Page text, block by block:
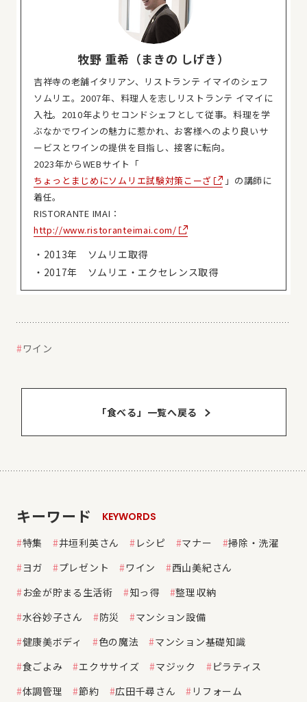
牧野 重希（まきの しげき）
吉祥寺の老舗イタリアン、リストランテ イマイのシェフ
ソムリエ。2007年、料理人を志しリストランテ イマイに
入社。2010年よりセコンドシェフとして従事。料理を学
ぶなかでワインの魅力に惹かれ、お客様へのより良いサ
ービスとワインの提供を目指し、接客に転向。
2023年からWEBサイト「
ちょっとまじめにソムリエ試験対策こーざ
」の講師に
着任。
RISTORANTE IMAI：
http://www.ristoranteimai.com/
・2013年 ソムリエ取得
・2017年 ソムリエ・エクセレンス取得
ワイン
「食べる」⼀覧へ戻る
キーワード
KEYWORDS
特集
井垣利英さん レシピ マナー
掃除・洗濯
ヨガ
プレゼント ワイン
西山美紀さん
お金が貯まる生活術
知っ得
整理収納
水谷妙子さん
防災
マンション設備
健康美ボディ
色の魔法
マンション基礎知識
食ごよみ
エクササイズ マジック
ピラティス
体調管理
節約 広田千尋さん リフォーム